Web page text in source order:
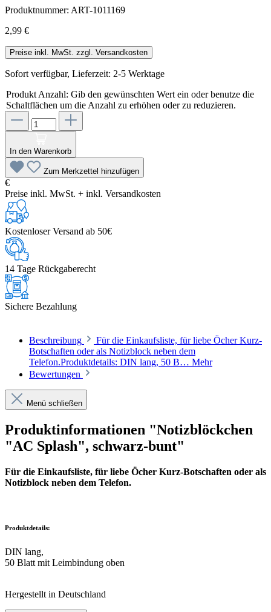
Produktnummer: ART-1011169
2,99 €
Preise inkl. MwSt. zzgl. Versandkosten
Sofort verfügbar, Lieferzeit: 2-5 Werktage
Produkt Anzahl: Gib den gewünschten Wert ein oder benutze die
Schaltflächen um die Anzahl zu erhöhen oder zu reduzieren.
In den Warenkorb
Zum Merkzettel hinzufügen
€
Preise inkl. MwSt. + inkl. Versandkosten
Kostenloser Versand ab 50€
14 Tage Rückgaberecht
Sichere Bezahlung
Beschreibung
Für die Einkaufsliste, für liebe Öcher Kurz-
Botschaften oder als Notizblock neben dem
Telefon.Produktdetails: DIN lang, 50 B… Mehr
Bewertungen
Menü schließen
Produktinformationen "Notizblöckchen
"AC Splash", schwarz-bunt"
Für die Einkaufsliste, für liebe Öcher Kurz-Botschaften oder als
Notizblock neben dem Telefon.
Produktdetails:
DIN lang,
50 Blatt mit Leimbindung oben
Hergestellt in Deutschland